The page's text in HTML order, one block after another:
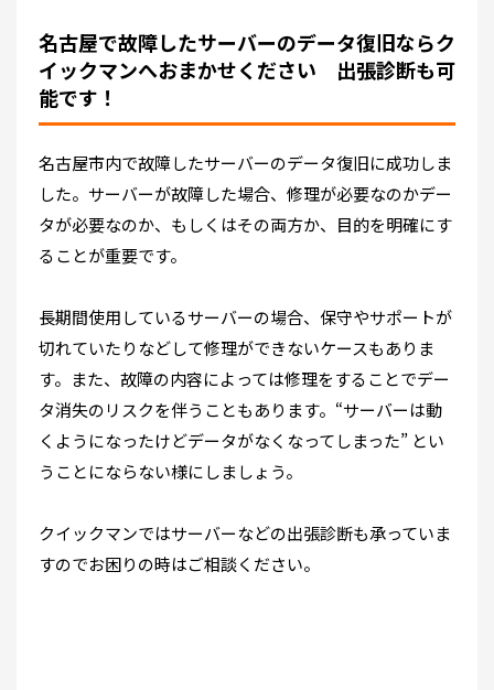
名古屋で故障したサーバーのデータ復旧ならク
イックマンへおまかせください 出張診断も可
能です！
名古屋市内で故障したサーバーのデータ復旧に成功しま
した。サーバーが故障した場合、修理が必要なのかデー
タが必要なのか、もしくはその両方か、目的を明確にす
ることが重要です。
長期間使用しているサーバーの場合、保守やサポートが
切れていたりなどして修理ができないケースもありま
す。また、故障の内容によっては修理をすることでデー
タ消失のリスクを伴うこともあります。“サーバーは動
くようになったけどデータがなくなってしまった” とい
うことにならない様にしましょう。
クイックマンではサーバーなどの出張診断も承っていま
すのでお困りの時はご相談ください。